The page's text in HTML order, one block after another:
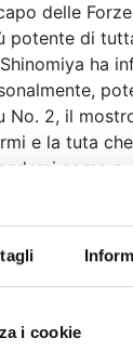
i cookie
delle
potente di
ha
No. 2, il
e la tuta
come
un umano,
di